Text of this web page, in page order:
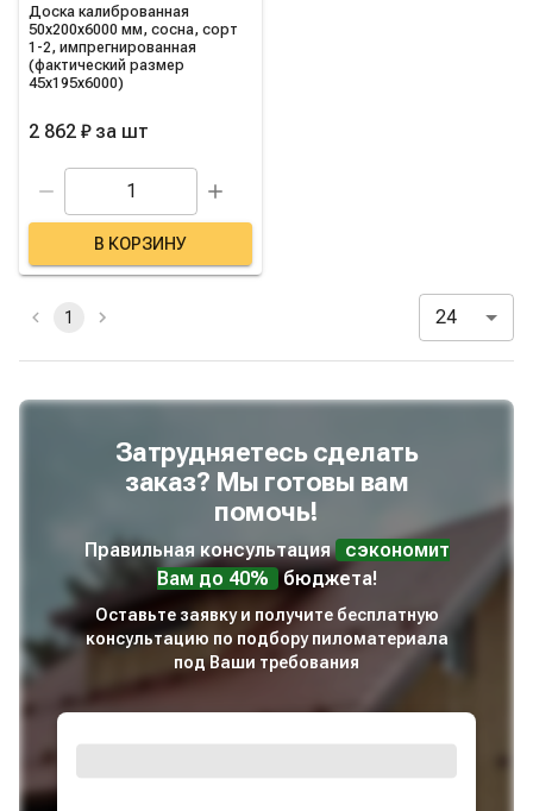
Доска калиброванная
50х200х6000 мм, сосна, сорт
1-2, импрегнированная
(фактический размер
45х195х6000)
2 862 ₽ за шт
В КОРЗИНУ
1 24
Затрудняетесь сделать
заказ? Мы готовы вам
помочь!
Правильная консультация
сэкономит
Вам до 40%
бюджета!
Оставьте заявку и получите бесплатную
консультацию по подбору пиломатериала
под Ваши требования